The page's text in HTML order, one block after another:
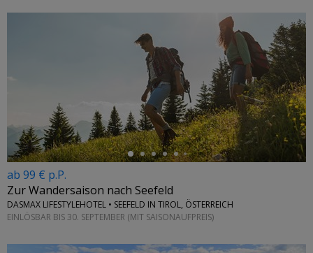
ab 99 € p.P.
Zur Wandersaison nach Seefeld
DASMAX LIFESTYLEHOTEL • SEEFELD IN TIROL, ÖSTERREICH
EINLÖSBAR BIS 30. SEPTEMBER (MIT SAISONAUFPREIS)